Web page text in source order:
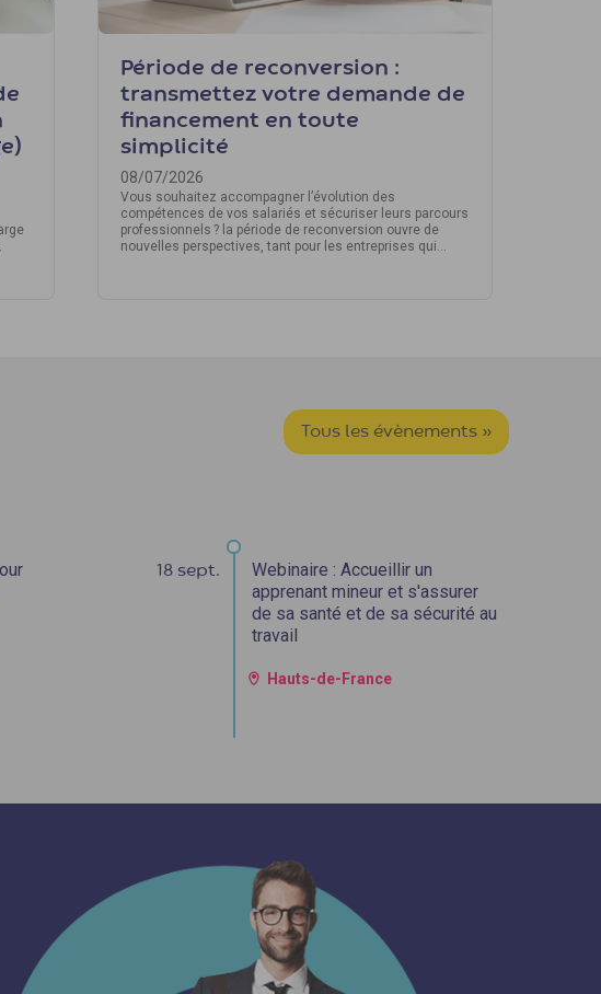
Période de reconversion :
transmettez votre demande de
financement en toute
simplicité
08/07/2026
Vous souhaitez accompagner l’évolution des
compétences de vos salariés et sécuriser leurs parcours
professionnels ? la période de reconversion ouvre de
nouvelles perspectives, tant pour les entreprises qui
Tous les évènements »
18 sept.
Webinaire : Accueillir un
apprenant mineur et s'assurer
de sa santé et de sa sécurité au
travail
Hauts-de-France